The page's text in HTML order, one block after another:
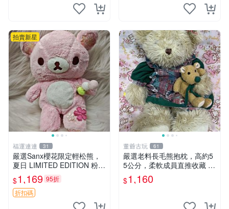
拍賣新星
福運連連 31
嚴選Sanx櫻花限定輕松熊，
夏日 LIMITED EDITION 粉色
毛絨熊，背有拉鏈設計，肚內
填充豆袋，精致工藝呈現，狀
態如新，適合收藏與送人 櫻
$1,169 95折
折扣碼
董爺古玩 61
嚴選老料長毛熊抱枕，高約5
5公分，柔軟成員直推收藏 長
毛熊 柔軟熊抱枕 55公分
$1,160